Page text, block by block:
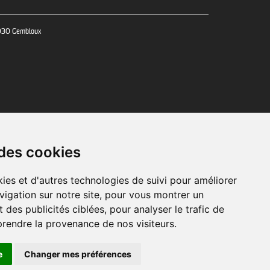
cookies
et d'autres technologies de suivi pour améliorer
sur notre site, pour vous montrer un
des publicités ciblées, pour analyser le trafic de
la provenance de nos visiteurs.
Changer mes préférences
Gembloux